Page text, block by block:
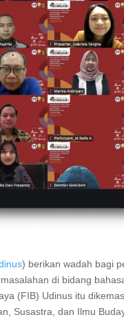
) berikan wadah bagi
di bidang
(FIB) Udinus itu
Susastra, dan Ilmu